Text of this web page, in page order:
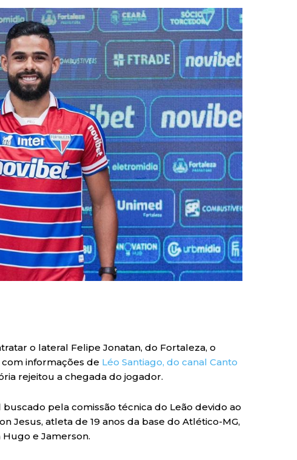
o lateral Felipe Jonatan, do Fortaleza, o
informações de Léo Santiago, do canal Canto
rejeitou a chegada do jogador.
pela comissão técnica do Leão devido ao
Jesus, atleta de 19 anos da base do Atlético-MG,
e Jamerson.